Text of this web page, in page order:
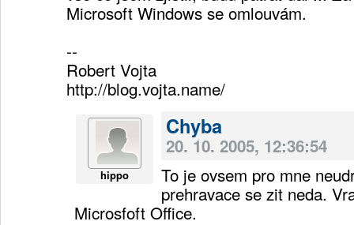
Microsoft Windows se omlouvám.
--
Robert Vojta
http://blog.vojta.name/
hippo
Chyba
20. 10. 2005, 12:36:54
To je ovsem pro mne
prehravace se zit neda.
Microsfoft Office.